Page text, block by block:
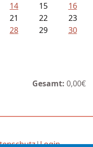
14 15
16
21 22
23
28 29
30
Gesamt: 0,00€
|Login